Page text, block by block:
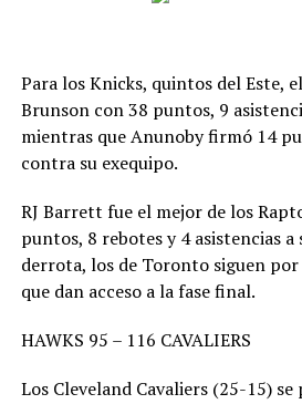
Para los Knicks, quintos del Este,
Brunson con 38 puntos, 9
mientras que Anunoby firmó 14
contra su exequipo.
RJ Barrett fue el mejor de los
puntos, 8 rebotes y 4 asistencias a
derrota, los de Toronto siguen por
que dan acceso a la fase final.
HAWKS 95 – 116 CAVALIERS
Los Cleveland Cavaliers (25-15)